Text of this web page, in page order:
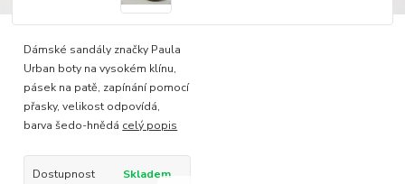
Dámské sandály značky Paula
Urban boty na vysokém klínu,
pásek na patě, zapínání pomocí
přasky, velikost odpovídá,
barva šedo-hnědá celý popis
Dostupnost
Skladem